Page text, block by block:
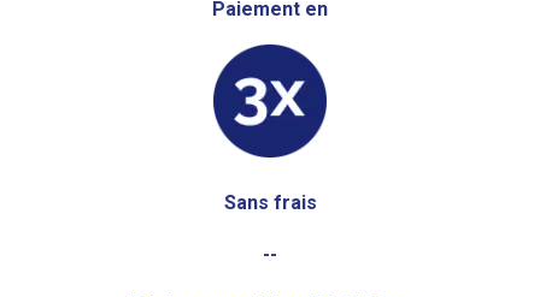
Paiement en
Sans frais
--